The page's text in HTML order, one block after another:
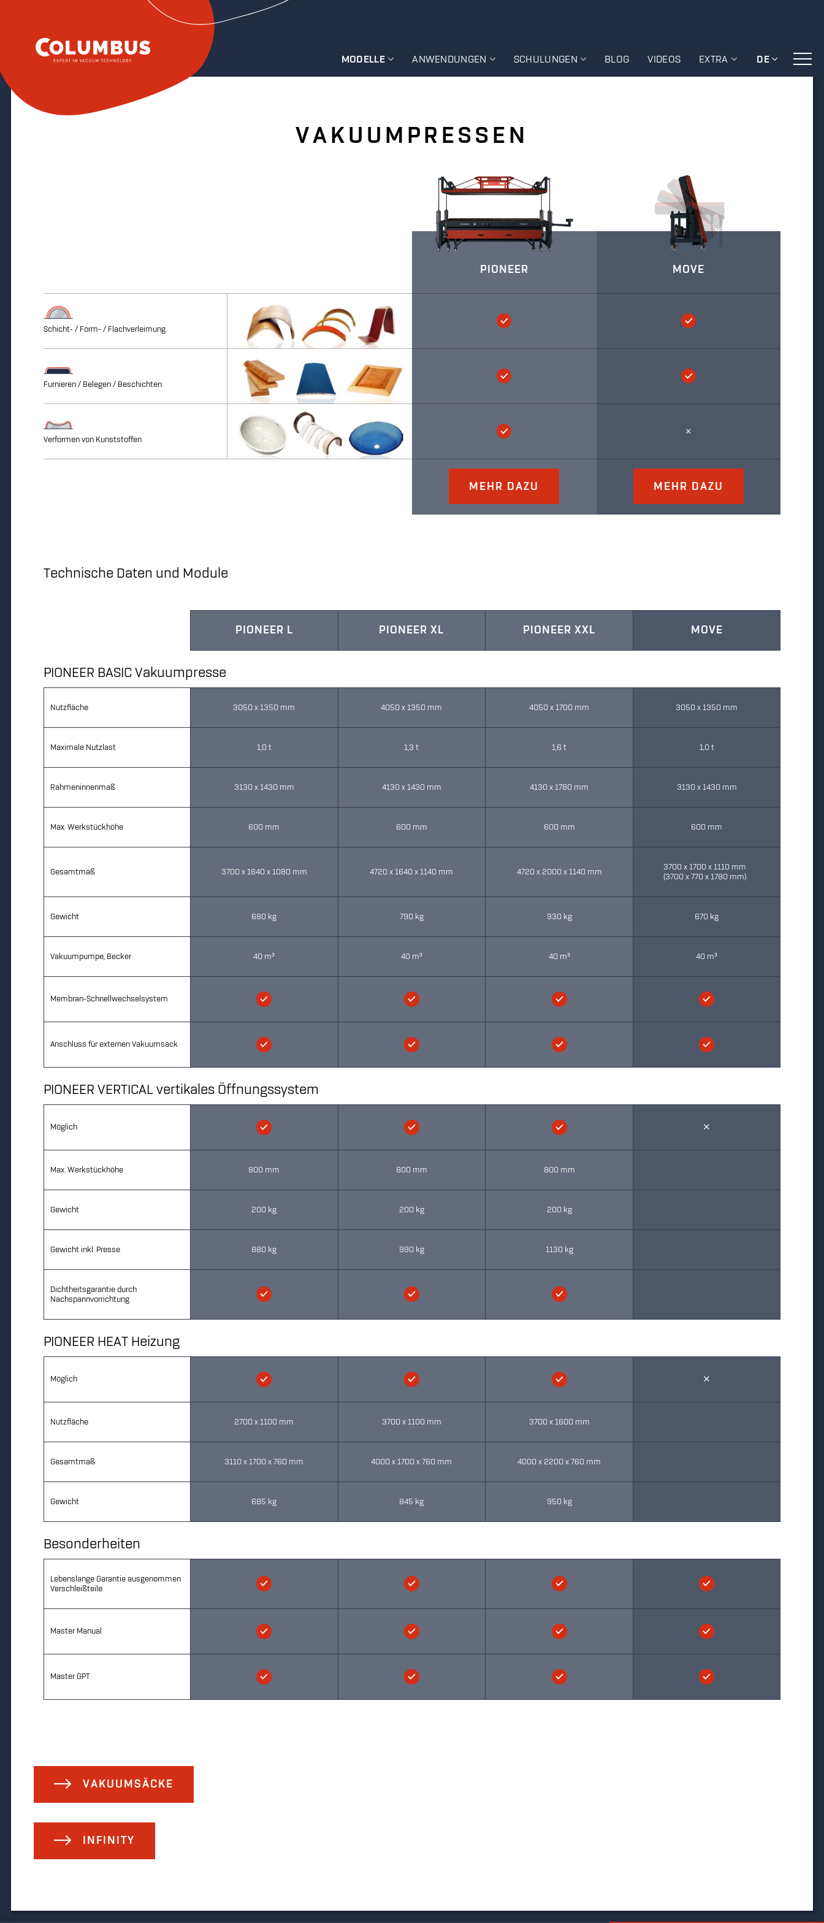
MODELLE ANWENDUNGEN SCHULUNGEN BLOG VIDEOS EXTRA DE
VAKUUMPRESSEN
PIONEER MOVE
Schicht- / Form- / Flachverleimung
Furnieren / Belegen / Beschichten
Verformen von Kunststoffen
MEHR DAZU MEHR DAZU
Technische Daten und Module
PIONEER L PIONEER XL PIONEER XXL MOVE
PIONEER BASIC Vakuumpresse
Nutzfläche 3050 x 1350 mm 4050 x 1350 mm 4050 x 1700 mm 3050 x 1350 mm
Maximale Nutzlast 1,0 t 1,3 t 1,6 t 1,0 t
Rahmeninnenmaß 3130 x 1430 mm 4130 x 1430 mm 4130 x 1780 mm 3130 x 1430 mm
Max. Werkstückhöhe 600 mm 600 mm 600 mm 600 mm
Gesamtmaß 3700 x 1640 x 1080 mm 4720 x 1640 x 1140 mm 4720 x 2000 x 1140 mm
3700 x 1700 x 1110 mm
(3700 x 770 x 1780 mm)
Gewicht 680 kg 790 kg 930 kg 670 kg
Vakuumpumpe, Becker 40 m³ 40 m³ 40 m³ 40 m³
Membran-Schnellwechselsystem
Anschluss für externen Vakuumsack
PIONEER VERTICAL vertikales Öffnungssystem
Möglich
Max. Werkstückhöhe 800 mm 800 mm 800 mm
Gewicht 200 kg 200 kg 200 kg
Gewicht inkl. Presse 880 kg 990 kg 1130 kg
Dichtheitsgarantie durch
Nachspannvorrichtung
PIONEER HEAT Heizung
Möglich
Nutzfläche 2700 x 1100 mm 3700 x 1100 mm 3700 x 1600 mm
Gesamtmaß 3110 x 1700 x 760 mm 4000 x 1700 x 760 mm 4000 x 2200 x 760 mm
Gewicht 685 kg 845 kg 950 kg
Besonderheiten
Lebenslange Garantie ausgenommen
Verschleißteile
Master Manual
Master GPT
VAKUUMSÄCKE
INFINITY